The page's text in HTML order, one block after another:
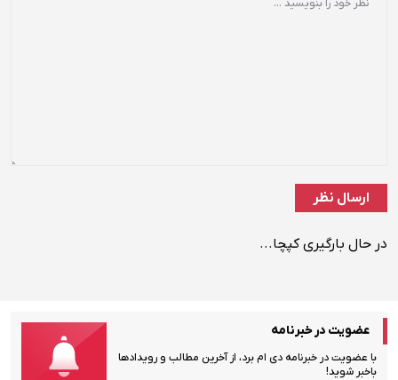
در حال بارگیری کپچا...
عضویت در خبرنامه
با عضویت در خبرنامه دی ام برد، از آخرین مطالب و رویدادها
باخبر شوید!